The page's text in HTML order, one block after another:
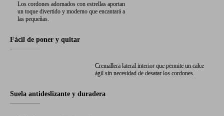
Los cordones adornados con estrellas aportan
un toque divertido y moderno que encantará a
las pequeñas.
Fácil de poner y quitar
Cremallera lateral interior que permite un calce
ágil sin necesidad de desatar los cordones.
Suela antideslizante y duradera